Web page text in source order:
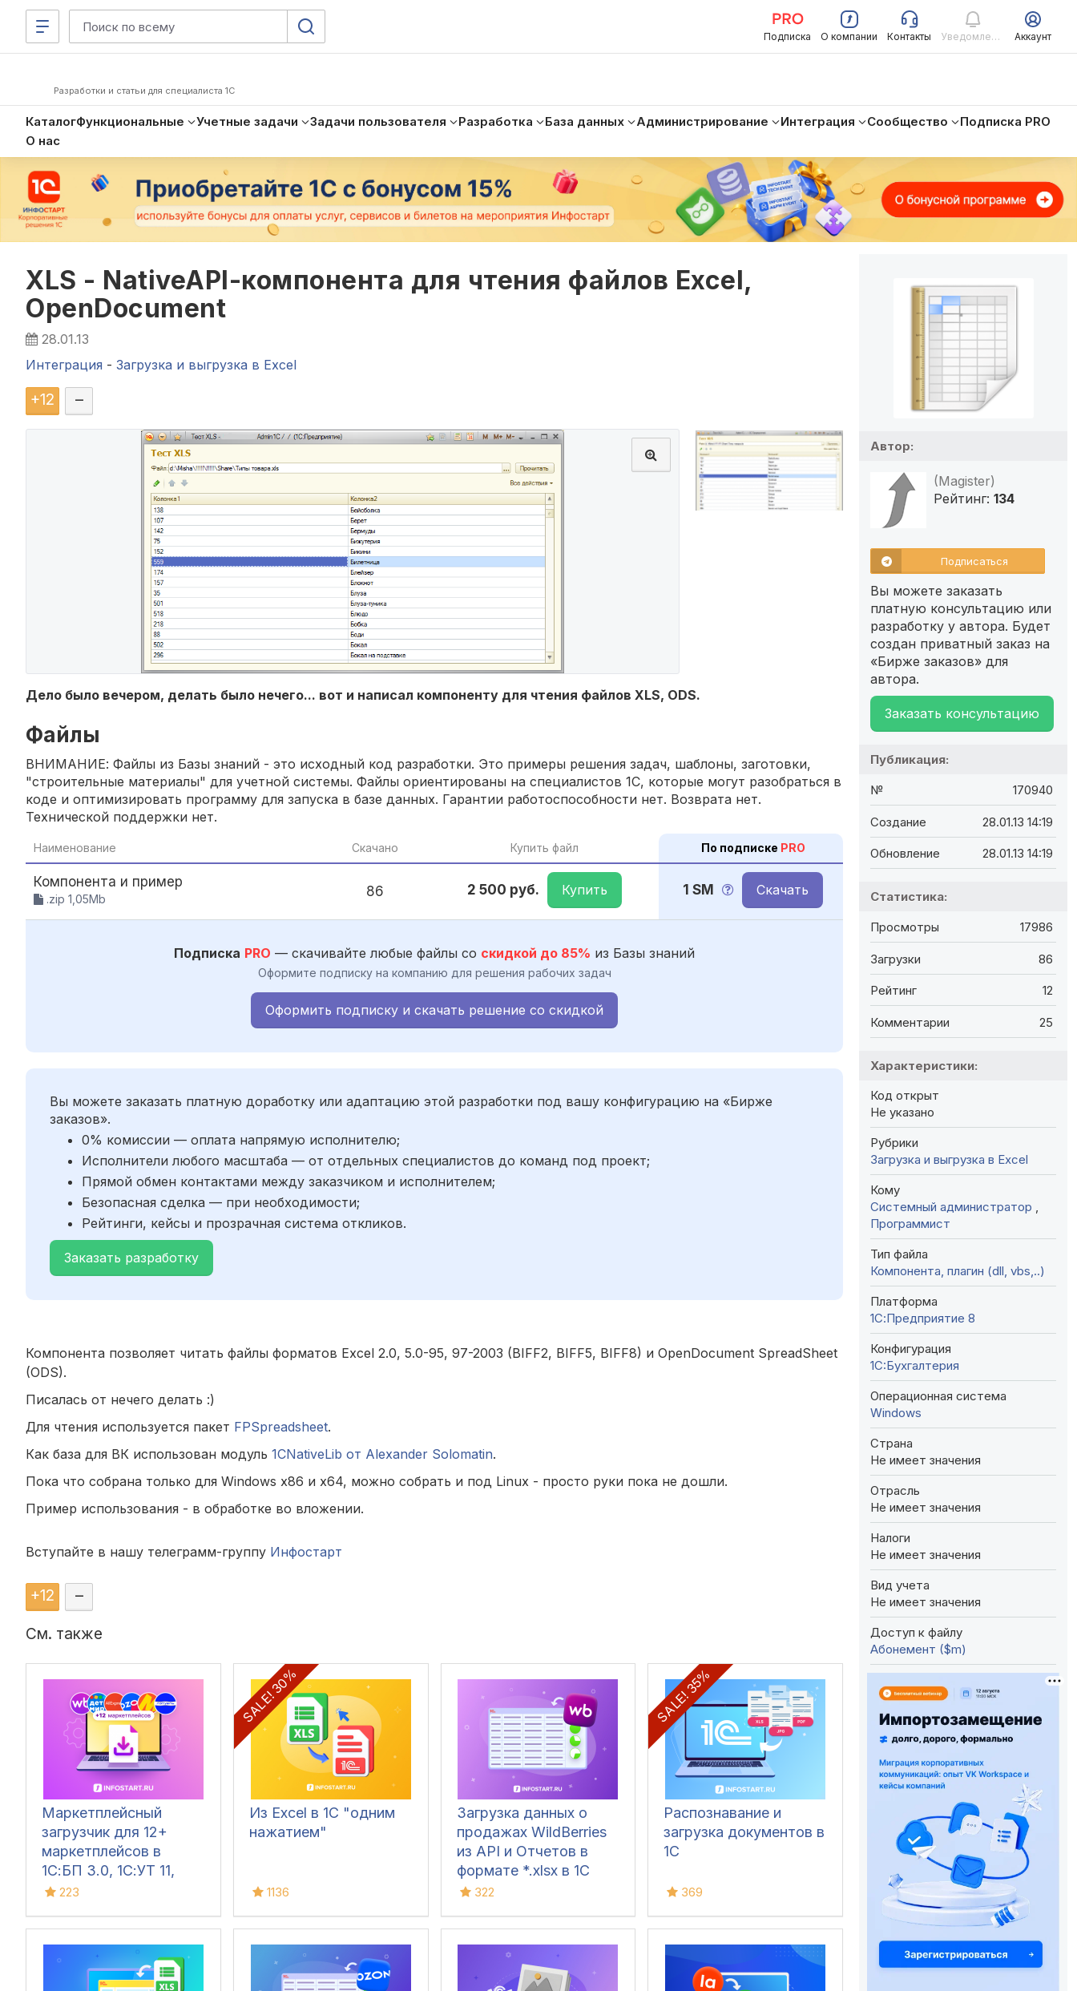
Подписка О компании Контакты Уведомления Аккаунт
Разработки и статьи для специалиста 1С
КаталогФункциональные Учетные задачи Задачи пользователя Разработка База данных Администрирование Интеграция Сообщество
Подписка PRO
О нас
XLS - NativeAPI-компонента для чтения файлов Excel,
OpenDocument
28.01.13
Интеграция - Загрузка и выгрузка в Excel
+12 –
Дело было вечером, делать было нечего... вот и написал компоненту для чтения файлов XLS, ODS.
Файлы
ВНИМАНИЕ: Файлы из Базы знаний - это исходный код разработки. Это примеры решения задач, шаблоны, заготовки,
"строительные материалы" для учетной системы. Файлы ориентированы на специалистов 1С, которые могут разобраться в
коде и оптимизировать программу для запуска в базе данных. Гарантии работоспособности нет. Возврата нет.
Технической поддержки нет.
Наименование Скачано Купить файл По подписке PRO
Компонента и пример
.zip 1,05Mb 86 2 500 руб. Купить 1 SM Скачать
Подписка PRO — скачивайте любые файлы со скидкой до 85% из Базы знаний
Оформите подписку на компанию для решения рабочих задач
Оформить подписку и скачать решение со скидкой
Вы можете заказать платную доработку или адаптацию этой разработки под вашу конфигурацию на «Бирже
заказов».
0% комиссии — оплата напрямую исполнителю;
Исполнители любого масштаба — от отдельных специалистов до команд под проект;
Прямой обмен контактами между заказчиком и исполнителем;
Безопасная сделка — при необходимости;
Рейтинги, кейсы и прозрачная система откликов.
Заказать разработку
Компонента позволяет читать файлы форматов Excel 2.0, 5.0-95, 97-2003 (BIFF2, BIFF5, BIFF8) и OpenDocument SpreadSheet
(ODS).
Писалась от нечего делать :)
Для чтения используется пакет FPSpreadsheet.
Как база для ВК использован модуль 1CNativeLib от Alexander Solomatin.
Пока что собрана только для Windows x86 и x64, можно собрать и под Linux - просто руки пока не дошли.
Пример использования - в обработке во вложении.
Вступайте в нашу телеграмм-группу Инфостарт
+12 –
См. также
Маркетплейсный
загрузчик для 12+
маркетплейсов в
1С:БП 3.0, 1С:УТ 11,
1С:Комплексная,
223
SALE! 30%
Из Excel в 1С "одним
нажатием"
1136
Загрузка данных о
продажах WildBerries
из API и Отчетов в
формате *.xlsx в 1С
документ «Отчет
322
SALE! 35%
Распознавание и
загрузка документов в
1С
369
Автор:
(Magister)
Рейтинг: 134
Подписаться
Вы можете заказать
платную консультацию или
разработку у автора. Будет
создан приватный заказ на
«Бирже заказов» для
автора.
Заказать консультацию
Публикация:
№ 170940
Создание 28.01.13 14:19
Обновление 28.01.13 14:19
Статистика:
Просмотры 17986
Загрузки 86
Рейтинг 12
Комментарии 25
Характеристики:
Код открыт
Не указано
Рубрики
Загрузка и выгрузка в Excel
Кому
Системный администратор
Программист
Тип файла
Компонента, плагин (dll, vbs,..)
Платформа
1С:Предприятие 8
Конфигурация
1C:Бухгалтерия
Операционная система
Windows
Страна
Не имеет значения
Отрасль
Не имеет значения
Налоги
Не имеет значения
Вид учета
Не имеет значения
Доступ к файлу
Абонемент ($m)